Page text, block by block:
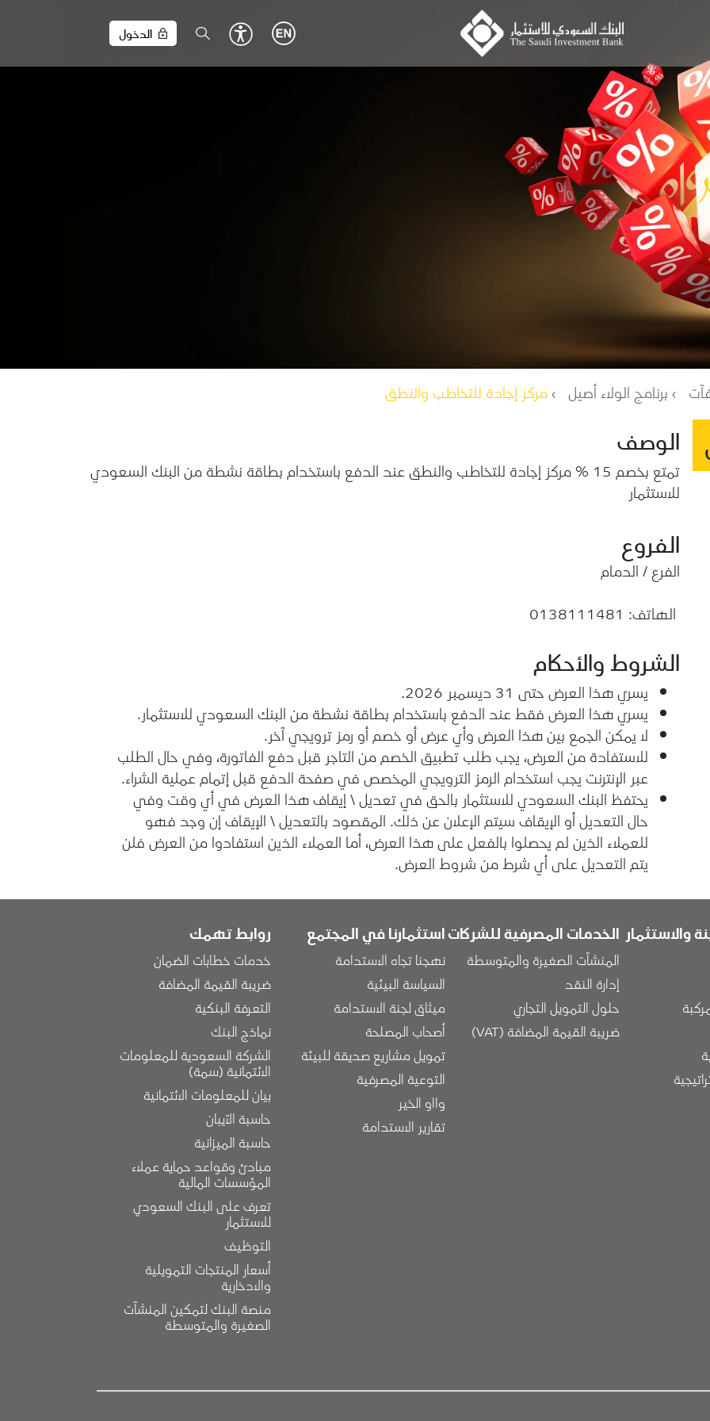
الدخول
برنامج الولاء أصيل مركز إجادة للتخاطب والنطق
الوصف
تمتع بخصم 15 % مركز إجادة للتخاطب والنطق عند الدفع باستخدام بطاقة نشطة من البنك السعودي
للاستثمار
الفروع
الفرع / الدمام
الهاتف: 0138111481
الشروط والأحكام
يسري هذا العرض حتى 31 ديسمبر 2026.
يسري هذا العرض فقط عند الدفع باستخدام بطاقة نشطة من البنك السعودي للاستثمار.
لا يمكن الجمع بين هذا العرض وأي عرض أو خصم أو رمز ترويجي آخر.
للاستفادة من العرض، يجب طلب تطبيق الخصم من التاجر قبل دفع الفاتورة، وفي حال الطلب
عبر الإنترنت يجب استخدام الرمز الترويجي المخصص في صفحة الدفع قبل إتمام عملية الشراء.
يحتفظ البنك السعودي للاستثمار بالحق في تعديل \ إيقاف هذا العرض في أي وقت وفي
حال التعديل أو الإيقاف سيتم الإعلان عن ذلك. المقصود بالتعديل \ الإيقاف إن وجد فهو
للعملاء الذين لم يحصلوا بالفعل على هذا العرض، أما العملاء الذين استفادوا من العرض فلن
يتم التعديل على أي شرط من شروط العرض.
والاستثمار الخدمات المصرفية للشركات
المنشآت الصغيرة والمتوسطة
إدارة النقد
حلول التمويل التجاري
ضريبة القيمة المضافة (VAT)
استثمارنا في المجتمع
نهجنا تجاه الاستدامة
السياسة البيئية
ميثاق لجنة الاستدامة
أصحاب المصلحة
تمويل مشاريع صديقة للبيئة
التوعية المصرفية
وااو الخير
تقارير الاستدامة
روابط تهمك
خدمات خطابات الضمان
ضريبة القيمة المضافة
التعرفة البنكية
نماذج البنك
الشركة السعودية للمعلومات
الائتمانية (سمة)
بيان للمعلومات الائتمانية
حاسبة الآيبان
حاسبة الميزانية
مبادئ وقواعد حماية عملاء
المؤسسات المالية
تعرف على البنك السعودي
للاستثمار
التوظيف
أسعار المنتجات التمويلية
والادخارية
منصة البنك لتمكين المنشآت
الصغيرة والمتوسطة